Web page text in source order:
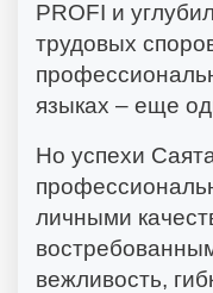
PROFI и
трудовых
языках – еще
Но успехи
личными
вежливость,